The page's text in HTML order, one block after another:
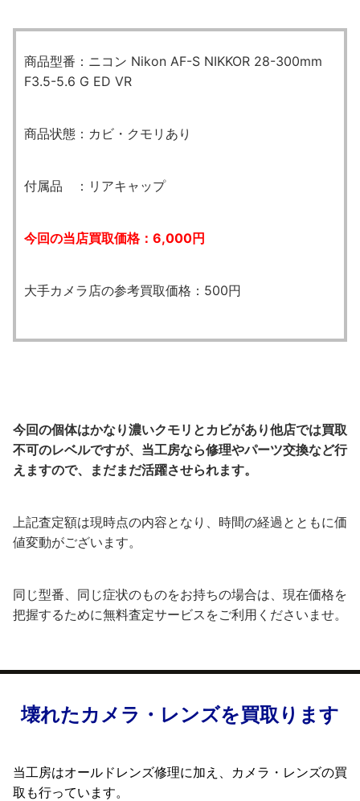
商品型番：ニコン Nikon AF-S NIKKOR 28-300mm
F3.5-5.6 G ED VR
商品状態：カビ・クモリあり
付属品 ：リアキャップ
今回の当店買取価格：6,000円
大手カメラ店の参考買取価格：500円
今回の個体はかなり濃いクモリとカビがあり他店では買取
不可のレベルですが、当工房なら修理やパーツ交換など行
えますので、まだまだ活躍させられます。
上記査定額は現時点の内容となり、時間の経過とともに価
値変動がございます。
同じ型番、同じ症状のものをお持ちの場合は、現在価格を
把握するために無料査定サービスをご利用くださいませ。
壊れたカメラ・レンズを買取ります
当工房はオールドレンズ修理に加え、カメラ・レンズの買
取も行っています。